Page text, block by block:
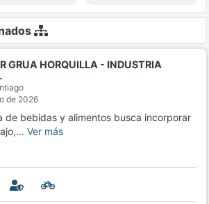
GRUA HORQUILLA - INDUSTRIA
de 2026
de bebidas y alimentos busca incorporar
Ver más